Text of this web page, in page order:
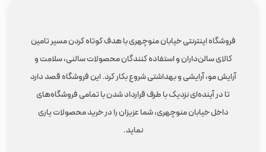
فروشگاه اینترنتی خیابان منوچهری با هدف کوتاه کردن مسیر تامین
کالای سالن‌داران و استفاده کنندگان محصولات سالنی، سلامت و
آرایش مو، آرایشی و بهداشتی شروع بکار کرد. این فروشگاه قصد دارد
تا در آینده‌ای نزدیک با طرف قرارداد شدن با تمامی فروشگاه‌های
داخل خیابان منوچهری، شما عزیزان را در خرید محصولات یاری
نماید.